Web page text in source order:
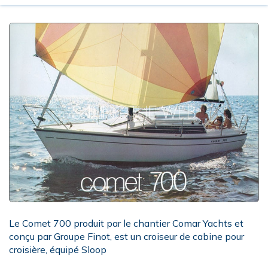
Le Comet 700 produit par le chantier Comar Yachts et
conçu par Groupe Finot, est un croiseur de cabine pour
croisière, équipé Sloop